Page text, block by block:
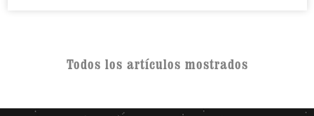
Todos los artículos mostrados